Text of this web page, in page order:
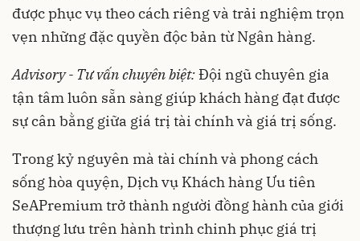
được phục vụ theo cách riêng và trải nghiệm trọn
vẹn những đặc quyền độc bản từ Ngân hàng.
Advisory - Tư vấn chuyên biệt:Đội ngũ chuyên gia
tận tâm luôn sẵn sàng giúp khách hàng đạt được
sự cân bằng giữa giá trị tài chính và giá trị sống.
Trong kỷ nguyên mà tài chính và phong cách
sống hòa quyện, Dịch vụ Khách hàng Ưu tiên
SeAPremium trở thành người đồng hành của giới
thượng lưu trên hành trình chinh phục giá trị